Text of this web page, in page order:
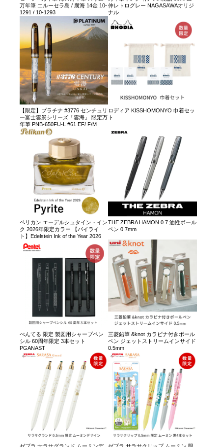
万年筆 エルーセラ島 / 腐海 14金 10-
1291 / 10-1293
仲レトログレー NAGASAWAオリジ
ナル
【限定】プラチナ #3776 センチュリ
ー富士雲景シリーズ「雲海」 限定万
年筆 PNB-650FU-L #61 EF/ F/M
ロディア KISSHOMONYO 巾着セッ
ト
ペリカン エーデルシュタイン・イン
ク 2026年限定カラー 【パイライ
ト】Edelstein Ink of the Year 2026
THE ZEBRA HAMON 0.7 油性ボール
ペン 0.7mm
ぺんてる 限定 製図用シャープペン
シル 60周年限定 3本セット
PGANAST
三菱鉛筆 &knot カラビナ付きボール
ペン ジェットストリームインサイド
0.5mm